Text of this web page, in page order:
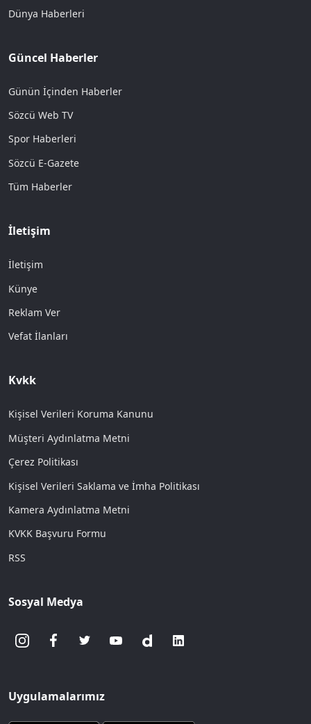
Dünya Haberleri
Güncel Haberler
Günün İçinden Haberler
Sözcü Web TV
Spor Haberleri
Sözcü E-Gazete
Tüm Haberler
İletişim
İletişim
Künye
Reklam Ver
Vefat İlanları
Kvkk
Kişisel Verileri Koruma Kanunu
Müşteri Aydınlatma Metni
Çerez Politikası
Kişisel Verileri Saklama ve İmha Politikası
Kamera Aydınlatma Metni
KVKK Başvuru Formu
RSS
Sosyal Medya
Uygulamalarımız